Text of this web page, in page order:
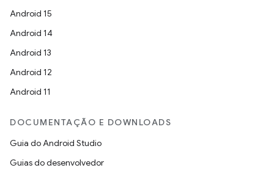
Android 15
Android 14
Android 13
Android 12
Android 11
DOCUMENTAÇÃO E DOWNLOADS
Guia do Android Studio
Guias do desenvolvedor